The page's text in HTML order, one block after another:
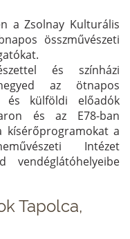
a Zsolnay Kulturális
összművészeti
és színházi
az ötnapos
és külföldi előadók
és az E78-ban
kísérőprogramokat a
Intézet
Tapolca,